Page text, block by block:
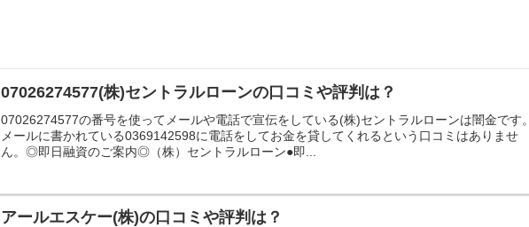
07026274577(株)セントラルローンの口コミや評判は？
07026274577の番号を使ってメールや電話で宣伝をしている(株)セントラルローンは闇金です。
メールに書かれている0369142598に電話をしてお金を貸してくれるという口コミはありませ
ん。◎即日融資のご案内◎（株）セントラルローン●即...
アールエスケー(株)の口コミや評判は？